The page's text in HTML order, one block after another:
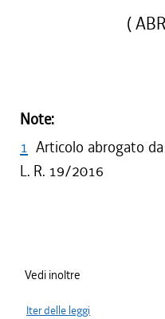
(
Note:
1 Articolo abrogato
L. R. 19/2016
Vedi inoltre
Iter delle leggi